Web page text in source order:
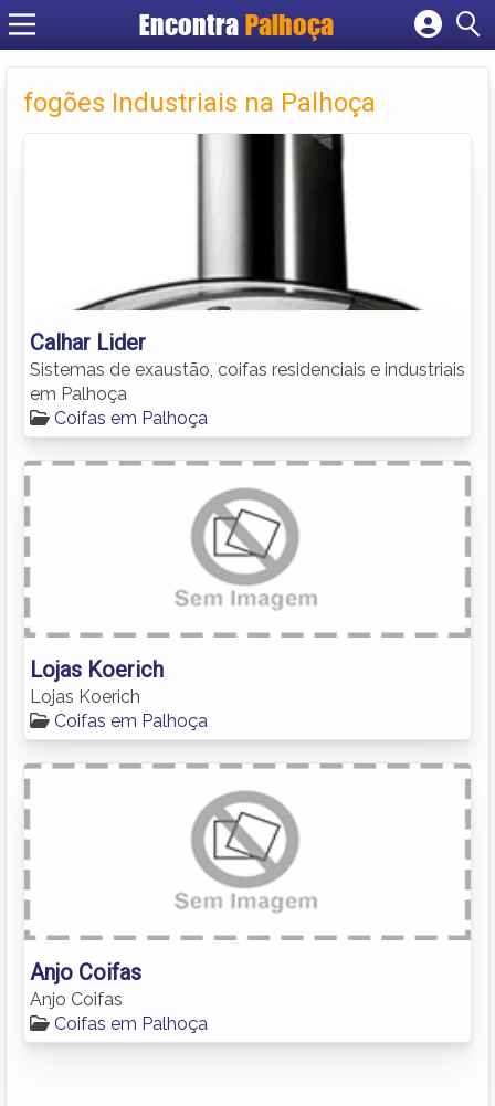
EncontraPalhoça
Cadastrar empresa
Criar conta
fogões Industriais na Palhoça
Calhar Lider
Sistemas de exaustão, coifas residenciais e industriais
em Palhoça
Coifas em Palhoça
Lojas Koerich
Lojas Koerich
Coifas em Palhoça
Anjo Coifas
Anjo Coifas
Coifas em Palhoça